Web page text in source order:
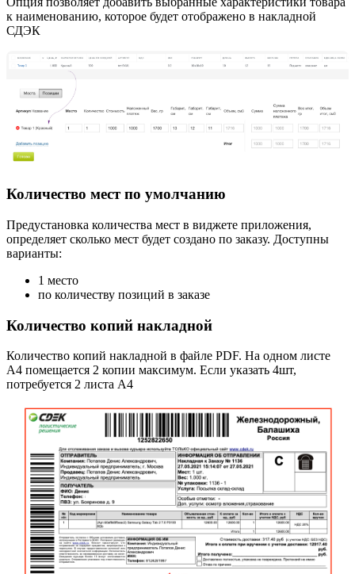
к наименованию, которое будет отображено в накладной
СДЭК
Количество мест по умолчанию
Предустановка количества мест в виджете приложения,
определяет сколько мест будет создано по заказу. Доступны
варианты:
1 место
по количеству позиций в заказе
Количество копий накладной
Количество копий накладной в файле PDF. На одном листе
А4 помещается 2 копии максимум. Если указать 4шт,
потребуется 2 листа А4